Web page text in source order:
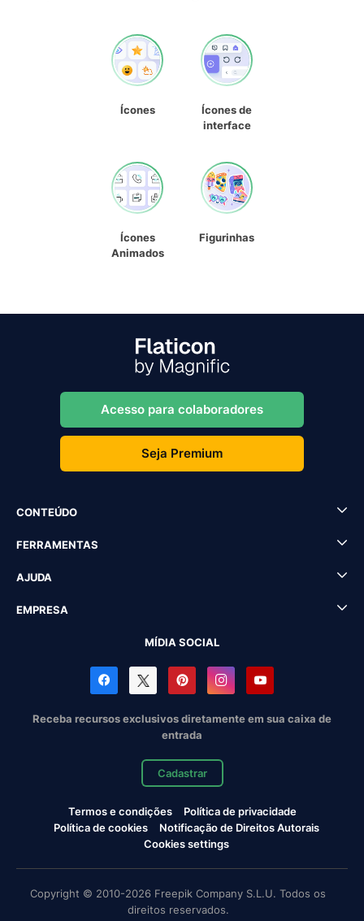
Ícones
Ícones de
interface
Ícones
Animados
Figurinhas
Acesso para colaboradores
Seja Premium
CONTEÚDO
FERRAMENTAS
AJUDA
EMPRESA
MÍDIA SOCIAL
Receba recursos exclusivos diretamente em sua caixa de
entrada
Cadastrar
Termos e condições
Política de privacidade
Política de cookies
Notificação de Direitos Autorais
Cookies settings
Copyright © 2010-2026 Freepik Company S.L.U. Todos os
direitos reservados.